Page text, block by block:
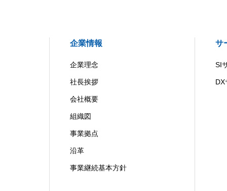
企業情報
企業理念
社長挨拶
会社概要
組織図
事業拠点
沿革
事業継続基本方針
サ
SI
DX